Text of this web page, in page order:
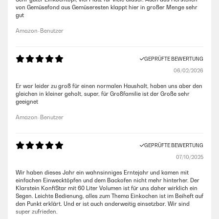
von Gemüsefond aus Gemüseresten klappt hier in großer Menge sehr
gut
Amazon-Benutzer
GEPRÜFTE BEWERTUNG
06/02/2026
Er war leider zu groß für einen normalen Haushalt, haben uns aber den
gleichen in kleiner geholt, super, für Großfamilie ist der Große sehr
geeignet
Amazon-Benutzer
GEPRÜFTE BEWERTUNG
07/10/2025
Wir haben dieses Jahr ein wahnsinniges Erntejahr und kamen mit
einfachen Einwecktöpfen und dem Backofen nicht mehr hinterher. Der
Klarstein KonfiStar mit 60 Liter Volumen ist für uns daher wirklich ein
Segen. Leichte Bedienung, alles zum Thema Einkochen ist im Beiheft auf
den Punkt erklärt. Und er ist auch anderweitig einsetzbar. Wir sind
super zufrieden.